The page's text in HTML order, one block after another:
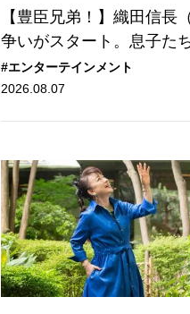
【豊臣兄弟！】織田信長
争いがスタート。息子た
#エンターテインメント
2026.08.07